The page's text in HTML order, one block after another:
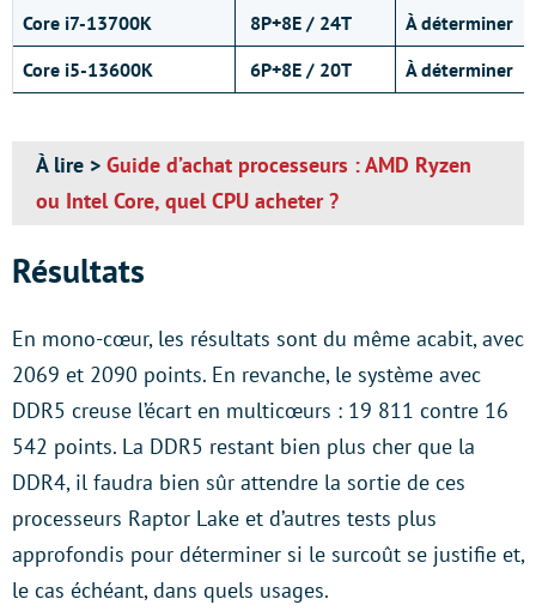
Core i7-13700K
8P+8E / 24T
À déterminer
Core i5-13600K
6P+8E / 20T À déterminer
À lire > Guide d’achat processeurs : AMD Ryzen
ou Intel Core, quel CPU acheter ?
Résultats
En mono-cœur, les résultats sont du même acabit, avec
2069 et 2090 points. En revanche, le système avec
DDR5 creuse l’écart en multicœurs : 19 811 contre 16
542 points. La DDR5 restant bien plus cher que la
DDR4, il faudra bien sûr attendre la sortie de ces
processeurs Raptor Lake et d’autres tests plus
approfondis pour déterminer si le surcoût se justifie et,
le cas échéant, dans quels usages.